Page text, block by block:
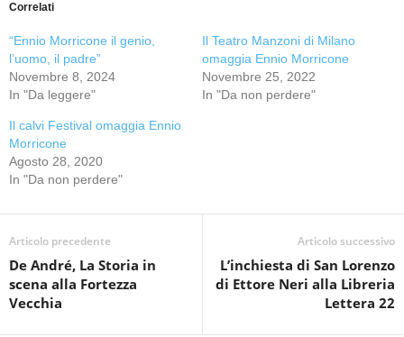
Correlati
“Ennio Morricone il genio,
l’uomo, il padre”
Novembre 8, 2024
In "Da leggere"
Il Teatro Manzoni di Milano
omaggia Ennio Morricone
Novembre 25, 2022
In "Da non perdere"
Il calvi Festival omaggia Ennio
Morricone
Agosto 28, 2020
In "Da non perdere"
Articolo precedente
De André, La Storia in
scena alla Fortezza
Vecchia
Articolo successivo
L’inchiesta di San Lorenzo
di Ettore Neri alla Libreria
Lettera 22